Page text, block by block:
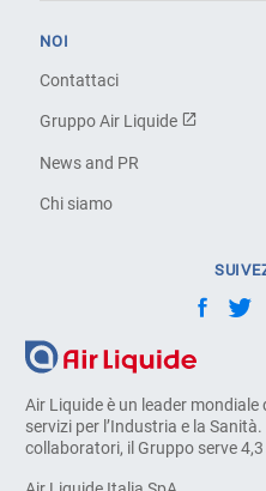
Air Liquide è un leader mondiale
servizi per l’Industria e la
collaboratori, il Gruppo serve
NOI
Contattaci
Gruppo Air Liquide
News and PR
Chi siamo